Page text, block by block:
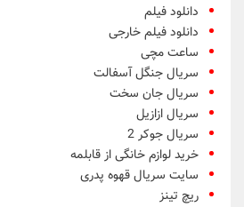
دانلود فیلم
دانلود فیلم خارجی
ساعت مچی
سریال جنگل آسفالت
سریال جان سخت
سریال ازازیل
سریال جوکر 2
خرید لوازم خانگی از قابلمه
سایت سریال قهوه پدری
ریچ تینز